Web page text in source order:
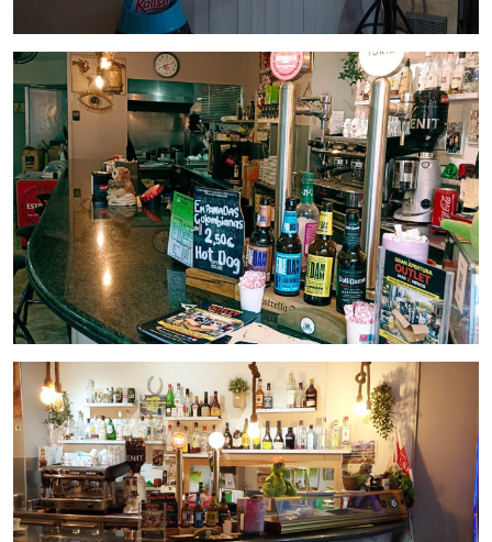
Barcelona. Un asesor le acompañara en todo el proceso,
ahorrando tiempo y seleccionando los mejores negocios
para su proyecto.